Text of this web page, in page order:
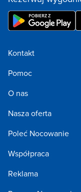
Kontakt
Pomoc
O nas
Nasza oferta
Poleć Nocowanie
Współpraca
Reklama